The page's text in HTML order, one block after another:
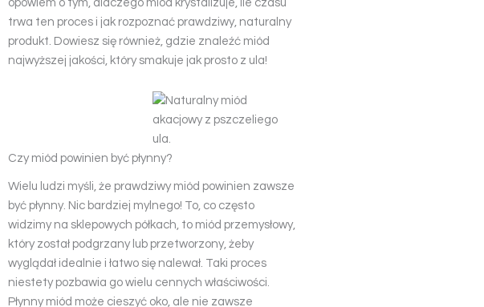
opowiem o tym, dlaczego miód krystalizuje, ile czasu
trwa ten proces i jak rozpoznać prawdziwy, naturalny
produkt. Dowiesz się również, gdzie znaleźć miód
najwyższej jakości, który smakuje jak prosto z ula!
Czy miód powinien być płynny?
Wielu ludzi myśli, że prawdziwy miód powinien zawsze
być płynny. Nic bardziej mylnego! To, co często
widzimy na sklepowych półkach, to miód przemysłowy,
który został podgrzany lub przetworzony, żeby
wyglądał idealnie i łatwo się nalewał. Taki proces
niestety pozbawia go wielu cennych właściwości.
Płynny miód może cieszyć oko, ale nie zawsze